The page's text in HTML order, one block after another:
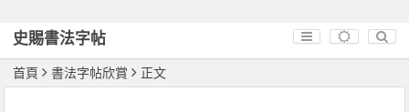
史賜書法字帖
首頁 書法字帖欣賞 正文